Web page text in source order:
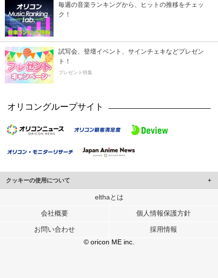
毎週の音楽ランキングから、ヒットの推移をチェッ
ク！
試写会、登壇イベント、サインチェキなどプレゼン
ト！
プレゼント特集
オリコングループサイト
クッキーの使用について
このサイトでは Cookie を使用して、ユーザーに合わせたコンテンツや広告の
行っています。
メディアや広告配信、データ解析の各パートナーに提供しています。
各パートナーは、この情報とユーザーが各パートナーに提供した他の情報や、
ユーザーが各パートナーのサービスを使用したときに収集した他の情報を組み
elthaとは
会社概要 個人情報保護方針
お問い合わせ
採用情報
© oricon ME inc.